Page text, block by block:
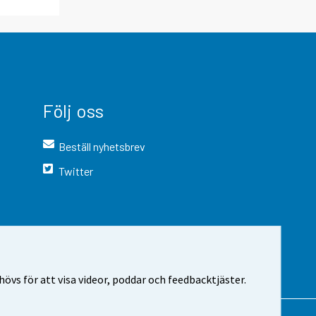
för att visa videor, poddar och feedbacktjäster.
Följ oss
Beställ nyhetsbrev
Twitter